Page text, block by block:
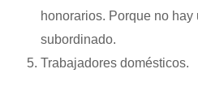
honorarios. Porque no
subordinado.
Trabajadores domésticos.